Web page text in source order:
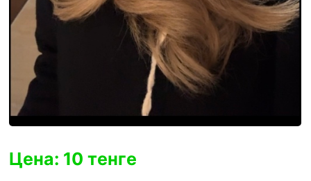
Цена: 10 тенге